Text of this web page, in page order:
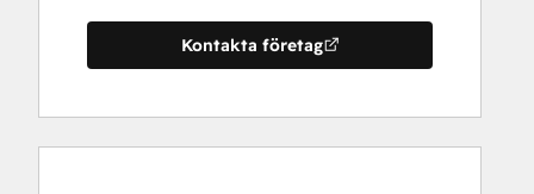
Kontakta företag